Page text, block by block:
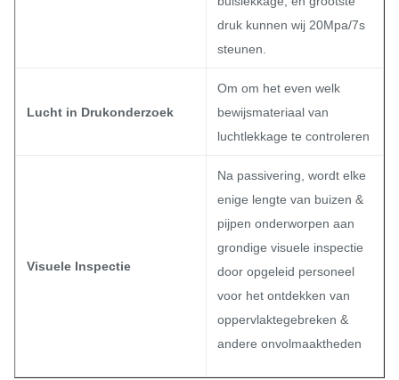
druk kunnen wij 20Mpa/7s
steunen.
Lucht in Drukonderzoek
Om om het even welk
bewijsmateriaal van
luchtlekkage te controleren
Visuele Inspectie
Na passivering, wordt elke
enige lengte van buizen &
pijpen onderworpen aan
grondige visuele inspectie
door opgeleid personeel
voor het ontdekken van
oppervlaktegebreken &
andere onvolmaaktheden